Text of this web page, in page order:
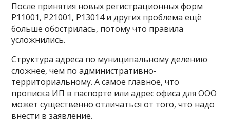
После принятия новых регистрационных форм
Р11001, Р21001, Р13014 и других проблема ещё
больше обострилась, потому что правила
усложнились.
Структура адреса по муниципальному делению
сложнее, чем по административно-
территориальному. А самое главное, что
прописка ИП в паспорте или адрес офиса для ООО
может существенно отличаться от того, что надо
внести в заявление.